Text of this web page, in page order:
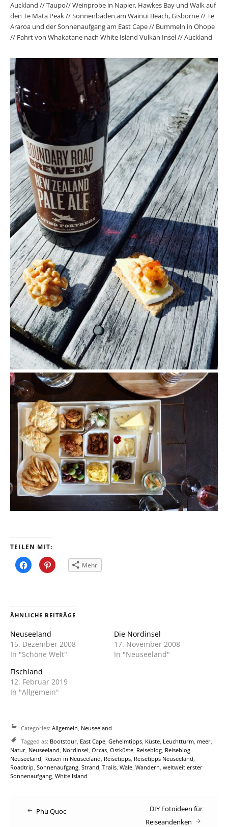
Auckland // Taupo// Weinprobe in Napier, Hawkes Bay und Walk auf
den Te Mata Peak // Sonnenbaden am Wainui Beach, Gisborne // Te
Araroa und der Sonnenaufgang am East Cape // Bummeln in Ohope
// Fahrt von Whakatane nach White Island Vulkan Insel // Auckland
TEILEN MIT:
Klick,
um
in
neuem
Fenster
Klick,
um
in
neuem
Fenster
Mehr
ÄHNLICHE BEITRÄGE
Neuseeland
15. Dezember 2008
In "Schöne Welt"
Die Nordinsel
17. November 2008
In "Neuseeland"
Fischland
12. Februar 2019
In "Allgemein"
Categories: Allgemein Neuseeland
Tagged as: Bootstour East Cape Geheimtipps Küste Leuchtturm meer
Natur Neuseeland Nordinsel Orcas Ostküste Reiseblog Reiseblog
Neuseeland Reisen in Neuseeland Reisetipps Reisetipps Neuseeland
Roadtrip Sonnenaufgang Strand Trails Wale Wandern weltweit erster
Sonnenaufgang White Island
Post
Phu Quoc
DIY Fotoideen für
Reiseandenken